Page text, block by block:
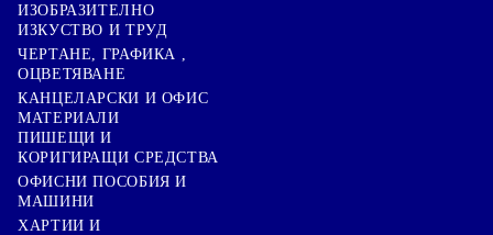
ИЗОБРАЗИТЕЛНО
ИЗКУСТВО И ТРУД
ЧЕРТАНЕ, ГРАФИКА ,
ОЦВЕТЯВАНЕ
КАНЦЕЛАРСКИ И ОФИС
МАТЕРИАЛИ
ПИШЕЩИ И
КОРИГИРАЩИ СРЕДСТВА
ОФИСНИ ПОСОБИЯ И
МАШИНИ
ХАРТИИ И